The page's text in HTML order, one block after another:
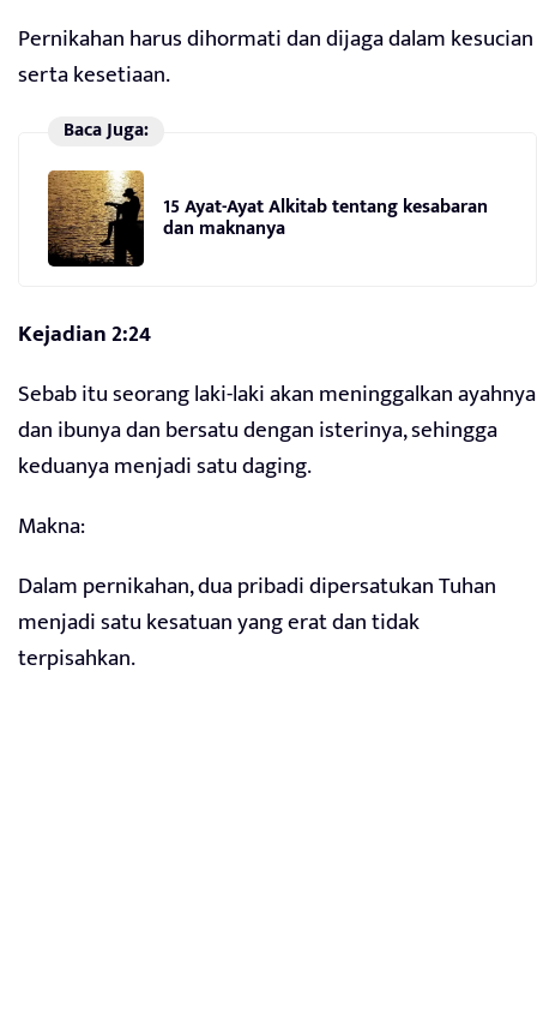
Pernikahan harus dihormati dan dijaga dalam kesucian
serta kesetiaan.
Baca Juga:
15 Ayat-Ayat Alkitab tentang kesabaran
dan maknanya
Kejadian 2:24
Sebab itu seorang laki-laki akan meninggalkan ayahnya
dan ibunya dan bersatu dengan isterinya, sehingga
keduanya menjadi satu daging.
Makna:
Dalam pernikahan, dua pribadi dipersatukan Tuhan
menjadi satu kesatuan yang erat dan tidak
terpisahkan.